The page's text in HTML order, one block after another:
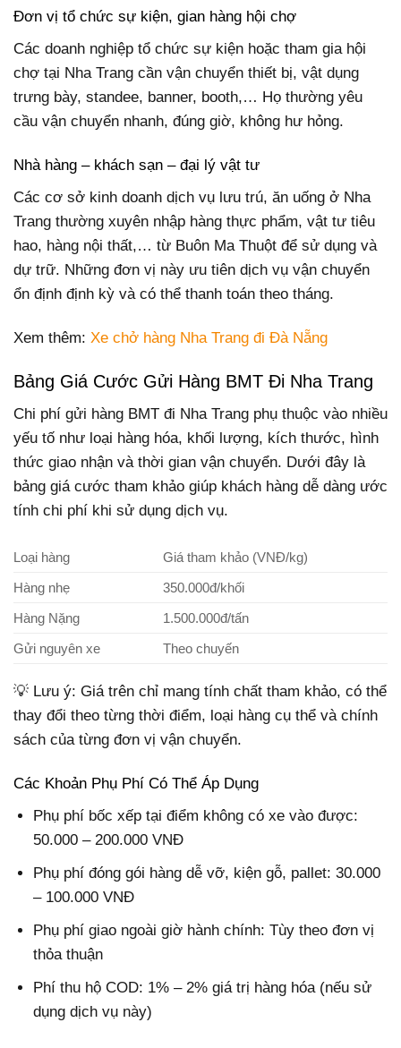
Đơn vị tổ chức sự kiện, gian hàng hội chợ
Các doanh nghiệp tổ chức sự kiện hoặc tham gia hội
chợ tại Nha Trang cần vận chuyển thiết bị, vật dụng
trưng bày, standee, banner, booth,… Họ thường yêu
cầu vận chuyển nhanh, đúng giờ, không hư hỏng.
Nhà hàng – khách sạn – đại lý vật tư
Các cơ sở kinh doanh dịch vụ lưu trú, ăn uống ở Nha
Trang thường xuyên nhập hàng thực phẩm, vật tư tiêu
hao, hàng nội thất,… từ Buôn Ma Thuột để sử dụng và
dự trữ. Những đơn vị này ưu tiên dịch vụ vận chuyển
ổn định định kỳ và có thể thanh toán theo tháng.
Xem thêm: Xe chở hàng Nha Trang đi Đà Nẵng
Bảng Giá Cước Gửi Hàng BMT Đi Nha Trang
Chi phí gửi hàng BMT đi Nha Trang phụ thuộc vào nhiều
yếu tố như loại hàng hóa, khối lượng, kích thước, hình
thức giao nhận và thời gian vận chuyển. Dưới đây là
bảng giá cước tham khảo giúp khách hàng dễ dàng ước
tính chi phí khi sử dụng dịch vụ.
Loại hàng
Giá tham khảo (VNĐ/kg)
Hàng nhẹ
350.000đ/khối
Hàng Nặng
1.500.000đ/tấn
Gửi nguyên xe
Theo chuyến
💡 Lưu ý: Giá trên chỉ mang tính chất tham khảo, có thể
thay đổi theo từng thời điểm, loại hàng cụ thể và chính
sách của từng đơn vị vận chuyển.
Các Khoản Phụ Phí Có Thể Áp Dụng
Phụ phí bốc xếp tại điểm không có xe vào được:
50.000 – 200.000 VNĐ
Phụ phí đóng gói hàng dễ vỡ, kiện gỗ, pallet: 30.000
– 100.000 VNĐ
Phụ phí giao ngoài giờ hành chính: Tùy theo đơn vị
thỏa thuận
Phí thu hộ COD: 1% – 2% giá trị hàng hóa (nếu sử
dụng dịch vụ này)